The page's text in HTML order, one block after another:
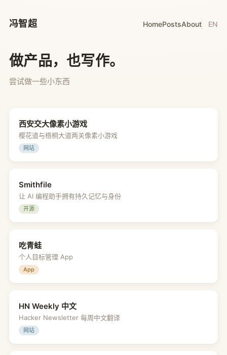
冯智超 HomePostsAbout EN
做产品，也写作。
尝试做一些小东西
西安交大像素小游戏
樱花道与梧桐大道两关像素小游戏
网站
Smithfile
让 AI 编程助手拥有持久记忆与身份
开源
吃青蛙
个人目标管理 App
App
HN Weekly 中文
Hacker Newsletter 每周中文翻译
网站